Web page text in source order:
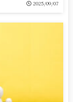
2025/09/07